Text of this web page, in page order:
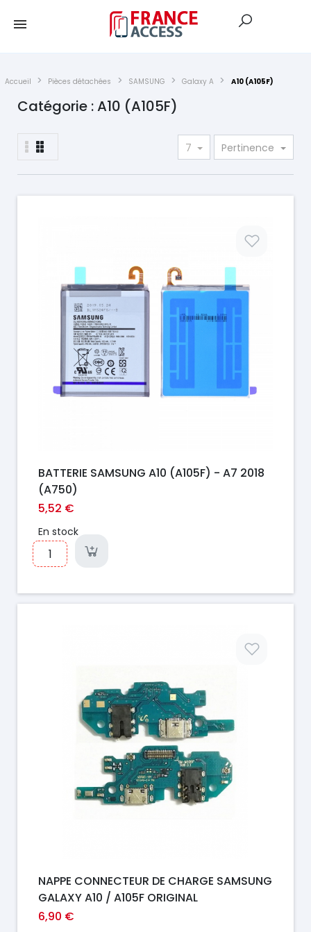
Accueil Pièces détachées SAMSUNG Galaxy A A10 (A105F)
Catégorie : A10 (A105F)
7 Pertinence
BATTERIE SAMSUNG A10 (A105F) - A7 2018
(A750)
5,52 €
En stock
NAPPE CONNECTEUR DE CHARGE SAMSUNG
GALAXY A10 / A105F ORIGINAL
6,90 €